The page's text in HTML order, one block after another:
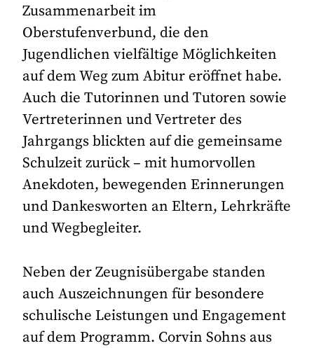
Zusammenarbeit im
Oberstufenverbund, die den
Jugendlichen vielfältige Möglichkeiten
auf dem Weg zum Abitur eröffnet habe.
Auch die Tutorinnen und Tutoren sowie
Vertreterinnen und Vertreter des
Jahrgangs blickten auf die gemeinsame
Schulzeit zurück – mit humorvollen
Anekdoten, bewegenden Erinnerungen
und Dankesworten an Eltern, Lehrkräfte
und Wegbegleiter.
Neben der Zeugnisübergabe standen
auch Auszeichnungen für besondere
schulische Leistungen und Engagement
auf dem Programm. Corvin Sohns aus